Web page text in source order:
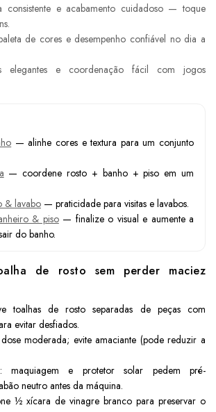
consistente e acabamento cuidadoso — toque
de cores e desempenho confiável no dia a
elegantes e coordenação fácil com jogos
— alinhe cores e textura para um conjunto
— coordene rosto + banho + piso em um
& lavabo — praticidade para visitas e lavabos.
& piso— finalize o visual e aumente a
do banho.
de rosto sem perder maciez
toalhas de rosto separadas de peças com
evitar desfiados.
moderada; evite amaciante (pode reduzir a
: maquiagem e protetor solar pedem pré-
neutro antes da máquina.
½ xícara de vinagre branco para preservar o